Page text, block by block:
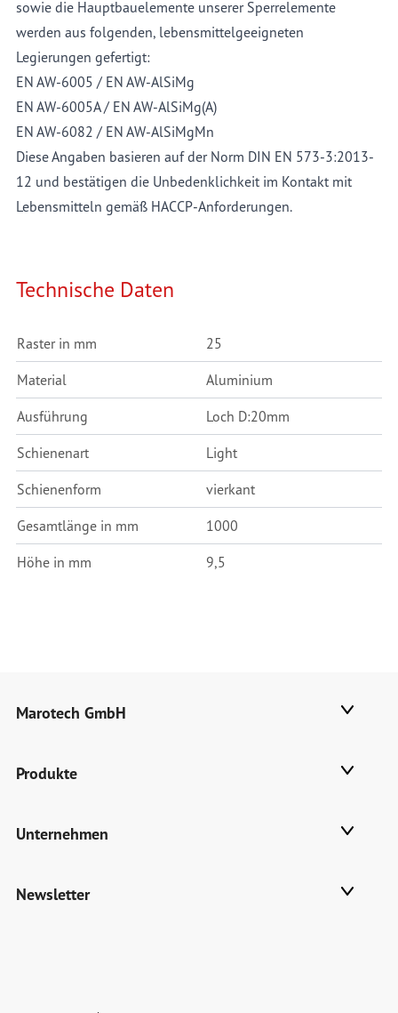
sowie die Hauptbauelemente unserer Sperrelemente
werden aus folgenden, lebensmittelgeeigneten
Legierungen gefertigt:
EN AW-6005 / EN AW-AlSiMg
EN AW-6005A / EN AW-AlSiMg(A)
EN AW-6082 / EN AW-AlSiMgMn
Diese Angaben basieren auf der Norm DIN EN 573-3:2013-
12 und bestätigen die Unbedenklichkeit im Kontakt mit
Lebensmitteln gemäß HACCP-Anforderungen.
Technische Daten
Raster in mm 25
Material Aluminium
Ausführung Loch D:20mm
Schienenart Light
Schienenform vierkant
Gesamtlänge in mm 1000
Höhe in mm 9,5
Marotech GmbH
Produkte
Unternehmen
Newsletter